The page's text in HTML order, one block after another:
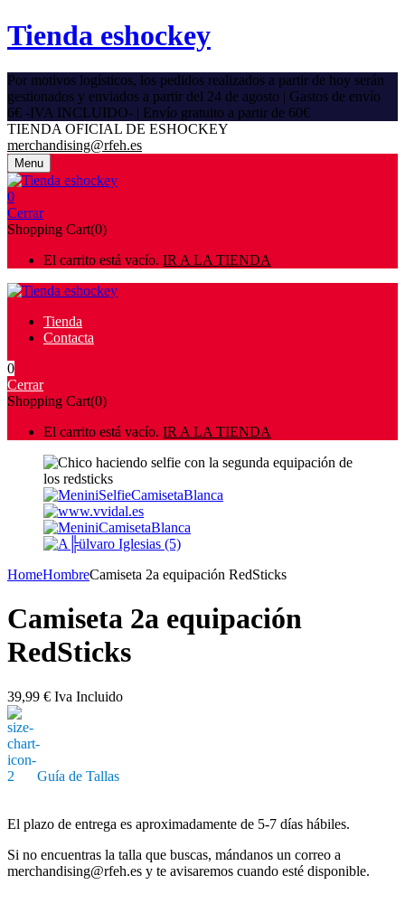
Tienda eshockey
Por motivos logísticos, los pedidos realizados a partir de hoy serán
gestionados y enviados a partir del 24 de agosto | Gastos de envío
6€ -IVA INCLUIDO- | Envío gratuito a partir de 60€
TIENDA OFICIAL DE ESHOCKEY
merchandising@rfeh.es
Menu
0
Cerrar
Shopping Cart(0)
El carrito está vacío. IR A LA TIENDA
Tienda
Contacta
0
Cerrar
Shopping Cart(0)
El carrito está vacío. IR A LA TIENDA
HomeHombreCamiseta 2a equipación RedSticks
Camiseta 2a equipación
RedSticks
39,99 € Iva Incluido
Guía de Tallas
El plazo de entrega es aproximadamente de 5-7 días hábiles.
Si no encuentras la talla que buscas, mándanos un correo a
merchandising@rfeh.es y te avisaremos cuando esté disponible.